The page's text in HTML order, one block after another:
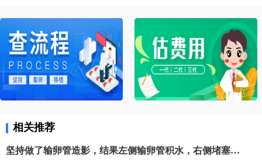
相关推荐
坚持做了输卵管造影，结果左侧输卵管积水，右侧堵塞。我产科的闺蜜说可以做腹腔镜，也可以试管。但是想了了几天，我分析了自己的情况，觉得手术之后再尝试，万一没怀复发还是要去试管。再者也怕自己怀容易宫外孕，我家离三附院比较近，打算直接去三附院，试管了。